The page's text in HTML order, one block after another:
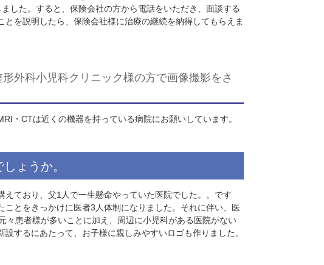
(島先生)
こまで腹を割って話せる弁護士は他にはいないですね。
ますか。
時にクライアントさんに話をしています。(島先生)
否されたことで、その整形外科医院から放り出されたらしく、うちの医
治療したあとに、まだ、治癒できる見通しがたっていたため、治療固定時
様に打診しました。すると、保険会社の方から電話をいただき、面談する
んでいることを説明したら、保険会社様に治療の継続を納得してもらえ